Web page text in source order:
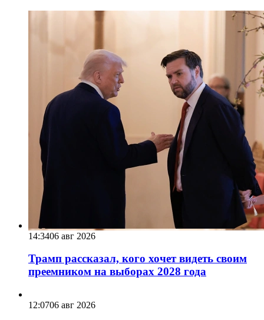
14:3406 авг 2026
Трамп рассказал, кого хочет видеть своим
преемником на выборах 2028 года
12:0706 авг 2026